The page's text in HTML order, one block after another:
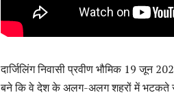
दार्जिलिंग निवासी प्रवीण भौमिक 19 जून
बने कि वे देश के अलग-अलग शहरों में भटकते